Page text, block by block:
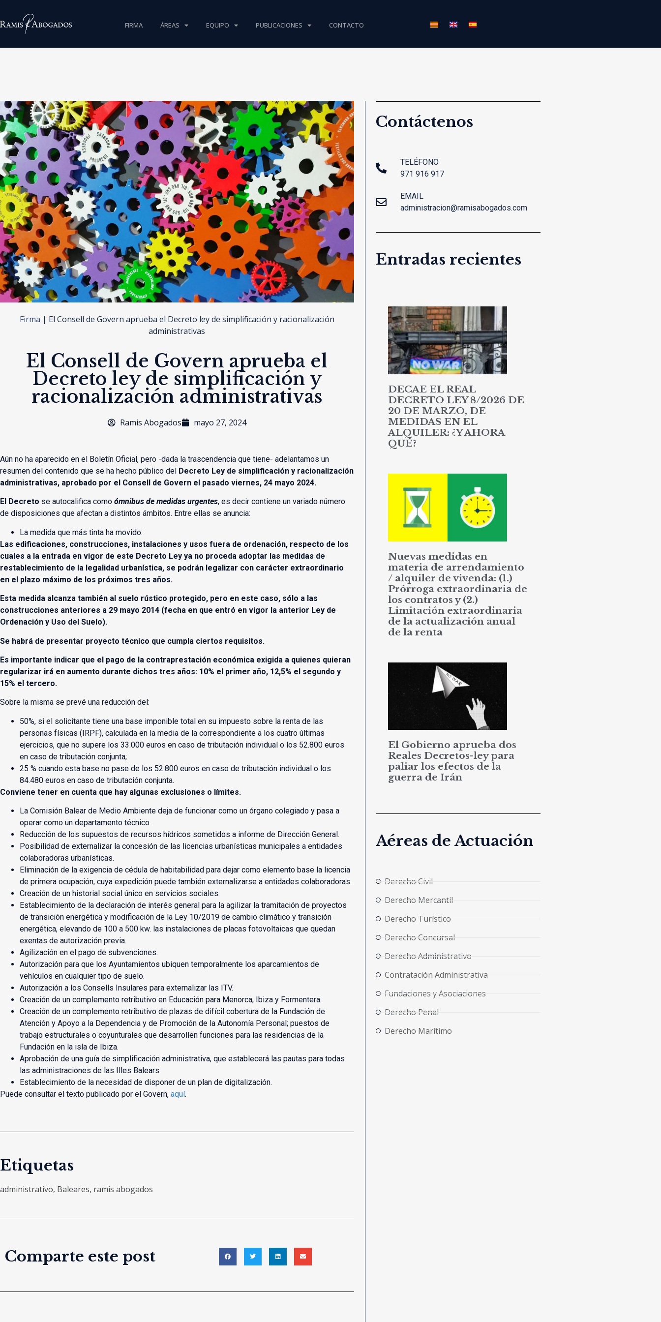
FIRMA ÁREAS EQUIPO PUBLICACIONES CONTACTO
Firma | El Consell de Govern aprueba el Decreto ley de simplificación y racionalización
administrativas
El Consell de Govern aprueba el
Decreto ley de simplificación y
racionalización administrativas
Ramis Abogados mayo 27, 2024
Aún no ha aparecido en el Boletín Oficial, pero -dada la trascendencia que tiene- adelantamos un
resumen del contenido que se ha hecho público del Decreto Ley de simplificación y racionalización
administrativas, aprobado por el Consell de Govern el pasado viernes, 24 mayo 2024.
El Decreto se autocalifica como ómnibus de medidas urgentes, es decir contiene un variado número
de disposiciones que afectan a distintos ámbitos. Entre ellas se anuncia:
La medida que más tinta ha movido:
Las edificaciones, construcciones, instalaciones y usos fuera de ordenación, respecto de los
cuales a la entrada en vigor de este Decreto Ley ya no proceda adoptar las medidas de
restablecimiento de la legalidad urbanística, se podrán legalizar con carácter extraordinario
en el plazo máximo de los próximos tres años.
Esta medida alcanza también al suelo rústico protegido, pero en este caso, sólo a las
construcciones anteriores a 29 mayo 2014 (fecha en que entró en vigor la anterior Ley de
Ordenación y Uso del Suelo).
Se habrá de presentar proyecto técnico que cumpla ciertos requisitos.
Es importante indicar que el pago de la contraprestación económica exigida a quienes quieran
regularizar irá en aumento durante dichos tres años: 10% el primer año, 12,5% el segundo y
15% el tercero.
Sobre la misma se prevé una reducción del:
50%, si el solicitante tiene una base imponible total en su impuesto sobre la renta de las
personas físicas (IRPF), calculada en la media de la correspondiente a los cuatro últimas
ejercicios, que no supere los 33.000 euros en caso de tributación individual o los 52.800 euros
en caso de tributación conjunta;
25 % cuando esta base no pase de los 52.800 euros en caso de tributación individual o los
84.480 euros en caso de tributación conjunta.
Conviene tener en cuenta que hay algunas exclusiones o límites.
La Comisión Balear de Medio Ambiente deja de funcionar como un órgano colegiado y pasa a
operar como un departamento técnico.
Reducción de los supuestos de recursos hídricos sometidos a informe de Dirección General.
Posibilidad de externalizar la concesión de las licencias urbanísticas municipales a entidades
colaboradoras urbanísticas.
Eliminación de la exigencia de cédula de habitabilidad para dejar como elemento base la licencia
de primera ocupación, cuya expedición puede también externalizarse a entidades colaboradoras.
Creación de un historial social único en servicios sociales.
Establecimiento de la declaración de interés general para la agilizar la tramitación de proyectos
de transición energética y modificación de la Ley 10/2019 de cambio climático y transición
energética, elevando de 100 a 500 kw. las instalaciones de placas fotovoltaicas que quedan
exentas de autorización previa.
Agilización en el pago de subvenciones.
Autorización para que los Ayuntamientos ubiquen temporalmente los aparcamientos de
vehículos en cualquier tipo de suelo.
Autorización a los Consells Insulares para externalizar las ITV.
Creación de un complemento retributivo en Educación para Menorca, Ibiza y Formentera.
Creación de un complemento retributivo de plazas de difícil cobertura de la Fundación de
Atención y Apoyo a la Dependencia y de Promoción de la Autonomía Personal; puestos de
trabajo estructurales o coyunturales que desarrollen funciones para las residencias de la
Fundación en la isla de Ibiza.
Aprobación de una guía de simplificación administrativa, que establecerá las pautas para todas
las administraciones de las Illes Balears
Establecimiento de la necesidad de disponer de un plan de digitalización.
Puede consultar el texto publicado por el Govern, aquí.
Etiquetas
administrativo, Baleares, ramis abogados
Comparte este post
Contáctenos
TELÉFONO
971 916 917
EMAIL
administracion@ramisabogados.com
Entradas recientes
DECAE EL REAL
DECRETO LEY 8/2026 DE
20 DE MARZO, DE
MEDIDAS EN EL
ALQUILER: ¿Y AHORA
QUÉ?
Nuevas medidas en
materia de arrendamiento
/ alquiler de vivenda: (1.)
Prórroga extraordinaria de
los contratos y (2.)
Limitación extraordinaria
de la actualización anual
de la renta
El Gobierno aprueba dos
Reales Decretos-ley para
paliar los efectos de la
guerra de Irán
Aéreas de Actuación
Derecho Civil
Derecho Mercantil
Derecho Turístico
Derecho Concursal
Derecho Administrativo
Contratación Administrativa
Fundaciones y Asociaciones
Derecho Penal
Derecho Marítimo